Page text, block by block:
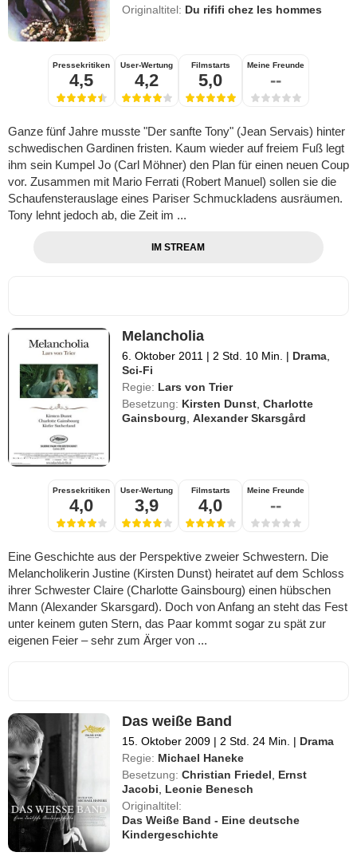
Originaltitel: Du rififi chez les hommes
Pressekritiken
4,5
User-Wertung
4,2
Filmstarts
5,0
Meine Freunde
--
Ganze fünf Jahre musste "Der sanfte Tony" (Jean Servais) hinter
schwedischen Gardinen fristen. Kaum wieder auf freiem Fuß legt
ihm sein Kumpel Jo (Carl Möhner) den Plan für einen neuen Coup
vor. Zusammen mit Mario Ferrati (Robert Manuel) sollen sie die
Schaufensterauslage eines Pariser Schmuckladens ausräumen.
Tony lehnt jedoch ab, die Zeit im ...
IM STREAM
Melancholia
6. Oktober 2011 | 2 Std. 10 Min. | Drama
Sci-Fi
Regie: Lars von Trier
Besetzung: Kirsten Dunst ,Charlotte
Gainsbourg ,Alexander Skarsgård
Pressekritiken
4,0
User-Wertung
3,9
Filmstarts
4,0
Meine Freunde
--
Eine Geschichte aus der Perspektive zweier Schwestern. Die
Melancholikerin Justine (Kirsten Dunst) heiratet auf dem Schloss
ihrer Schwester Claire (Charlotte Gainsbourg) einen hübschen
Mann (Alexander Skarsgard). Doch von Anfang an steht das Fest
unter keinem guten Stern, das Paar kommt sogar zu spät zur
eigenen Feier – sehr zum Ärger von ...
Das weiße Band
15. Oktober 2009 | 2 Std. 24 Min. | Drama
Regie: Michael Haneke
Besetzung: Christian Friedel
Ernst
Jacobi
Leonie Benesch
Originaltitel:
Das Weiße Band - Eine deutsche
Kindergeschichte